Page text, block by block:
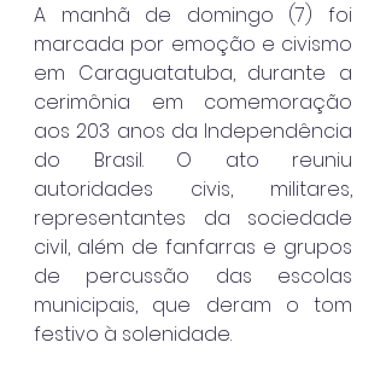
A manhã de domingo (7) foi
marcada por emoção e civismo
em Caraguatatuba, durante a
cerimônia em comemoração
aos 203 anos da Independência
do Brasil. O ato reuniu
autoridades civis, militares,
representantes da sociedade
civil, além de fanfarras e grupos
de percussão das escolas
municipais, que deram o tom
festivo à solenidade.